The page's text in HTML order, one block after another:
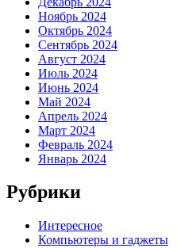
Ноябрь 2024
Октябрь 2024
Сентябрь 2024
Август 2024
Июль 2024
Июнь 2024
Май 2024
Апрель 2024
Март 2024
Февраль 2024
Январь 2024
Рубрики
Интересное
Компьютеры и гаджеты